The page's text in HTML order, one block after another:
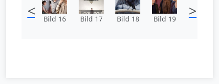
< Bild 16 Bild 17 Bild 18 Bild 19 >